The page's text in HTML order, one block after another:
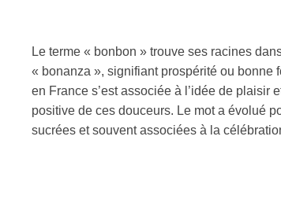
Le terme « bonbon » trouve ses racines
« bonanza », signifiant prospérité ou bonne
en France s’est associée à l’idée de plaisir
positive de ces douceurs. Le mot a évolué
sucrées et souvent associées à la